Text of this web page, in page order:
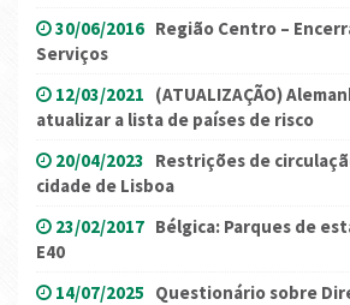
30/06/2016 Região Centro –
Serviços
12/03/2021 (ATUALIZAÇÃO)
atualizar a lista de países de risco
20/04/2023 Restrições de
cidade de Lisboa
23/02/2017 Bélgica: Parques de
E40
14/07/2025 Questionário sobre